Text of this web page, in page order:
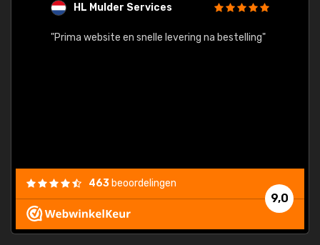
HL Mulder Services
"Prima website en snelle levering na bestelling"
9,0
463 beoordelingen